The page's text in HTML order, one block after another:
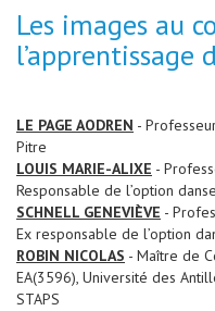
Les images au
l’apprentissage
LE PAGE AODREN -
Pitre
LOUIS MARIE-ALIXE -
Responsable de l’option danse
SCHNELL GENEVIÈVE -
Ex responsable de l’option
ROBIN NICOLAS - Maître de
EA(3596), Université des
STAPS